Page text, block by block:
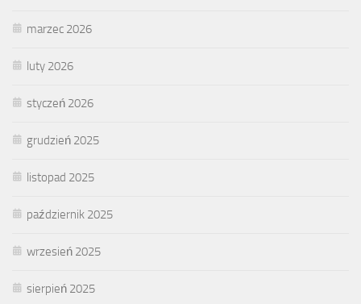
marzec 2026
luty 2026
styczeń 2026
grudzień 2025
listopad 2025
październik 2025
wrzesień 2025
sierpień 2025